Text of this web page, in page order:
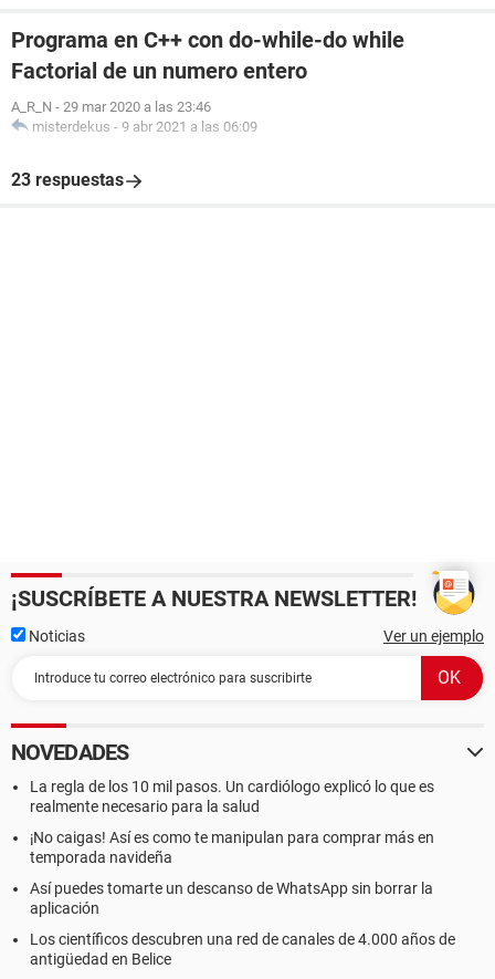
Programa en C++ con do-while-do while
Factorial de un numero entero
A_R_N - 29 mar 2020 a las 23:46
misterdekus - 9 abr 2021 a las 06:09
23 respuestas
¡SUSCRÍBETE A NUESTRA NEWSLETTER!
Noticias Ver un ejemplo
NOVEDADES
La regla de los 10 mil pasos. Un cardiólogo explicó lo que es
realmente necesario para la salud
¡No caigas! Así es como te manipulan para comprar más en
temporada navideña
Así puedes tomarte un descanso de WhatsApp sin borrar la
aplicación
Los científicos descubren una red de canales de 4.000 años de
antigüedad en Belice